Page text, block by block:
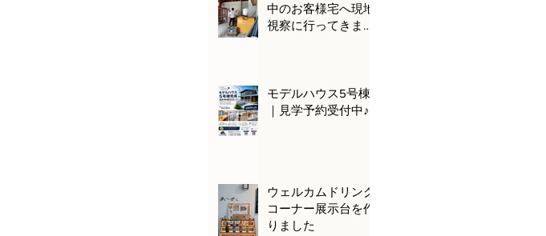
中のお客様宅へ現地
視察に行ってきまし
モデルハウス5号棟
｜見学予約受付中♪
ウェルカムドリンク
コーナー展示台を作
りました